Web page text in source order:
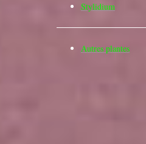
Stylidium
Autres plantes